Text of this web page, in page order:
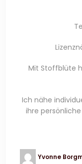
Mit Stoffblüte
Ich nähe
ihre
Yvonne